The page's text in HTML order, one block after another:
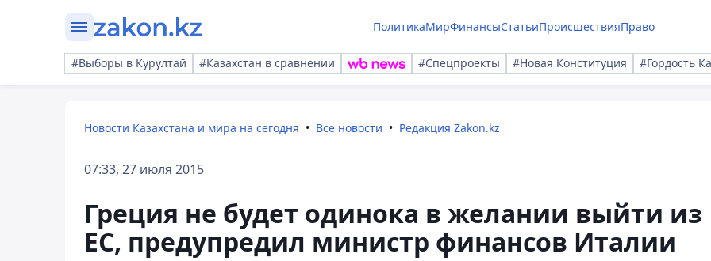
ПолитикаМирФинансыСтатьиПроисшествияПраво
#Выборы в Курултай #Казахстан в сравнении #Спецпроекты #Новая Конституция #Гордость
Новости Казахстана и мира на сегодня Все новости Редакция Zakon.kz
07:33, 27 июля 2015
Греция не будет одинока в желании выйти из
ЕС, предупредил министр финансов Италии